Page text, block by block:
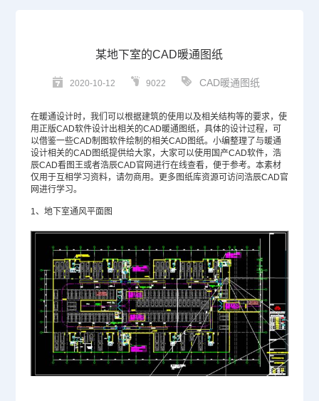
某地下室的CAD暖通图纸
2020-10-12 9022 CAD暖通图纸
在暖通设计时，我们可以根据建筑的使用以及相关结构等的要求，使
用正版CAD软件设计出相关的CAD暖通图纸，具体的设计过程，可
以借鉴一些CAD制图软件绘制的相关CAD图纸。小编整理了与暖通
设计相关的CAD图纸提供给大家，大家可以使用 国产CAD软件，浩
辰CAD看图王或者浩辰CAD官网进行在线查看，便于参考。本素材
仅用于互相学习资料，请勿商用。更多图纸库资源可访问浩辰CAD官
网进行学习。
1、地下室通风平面图